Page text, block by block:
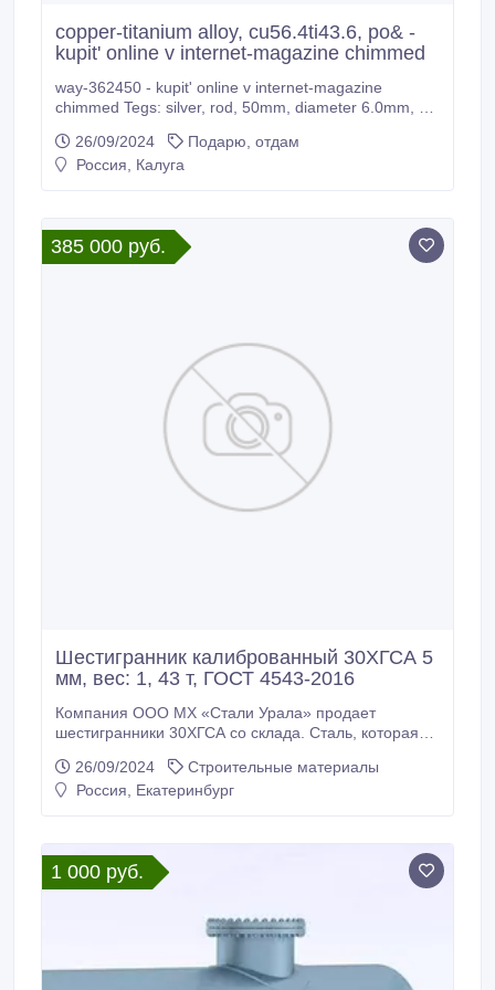
copper-titanium alloy, cu56.4ti43.6, po& -
kupit' online v internet-magazine chimmed
way-362450 - kupit' online v internet-magazine
chimmed Tegs: silver, rod, 50mm, diameter 6.0mm, as
300x300mm, thickness 0.20mm, & - kupit' online v
internet-magazine chimmed iron, rod, 100mm,
26/09/2024
Подарю, отдам
Россия, Калуга
385 000 руб.
Шестигранник калиброванный 30ХГСА 5
мм, вес: 1, 43 т, ГОСТ 4543-2016
Компания ООО МХ «Стали Урала» продает
шестигранники 30ХГСА со склада. Сталь, которая
России (от 100кг), экспорт в страны СНГ. *
Шестигранник калиброванный 30ХГСА 5 мм, вес: 1,
калиброванный 30ХГСА 5, 5 мм, остаток: 0, 4 т,
цена: 385000 руб.
26/09/2024
Строительные материалы
Россия, Екатеринбург
1 000 руб.